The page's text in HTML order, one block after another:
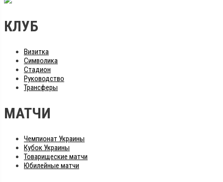
КЛУБ
Визитка
Символика
Стадион
Руководство
Трансферы
МАТЧИ
Чемпионат Украины
Кубок Украины
Товарищеские матчи
Юбилейные матчи